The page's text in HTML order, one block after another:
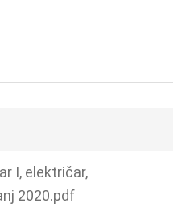
I, električar,
2020.pdf